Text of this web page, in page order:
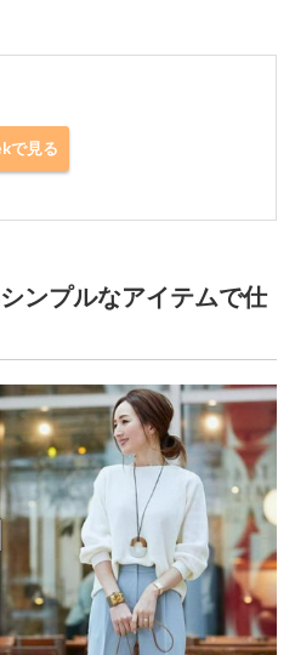
で見る
ンプルなアイテムで仕